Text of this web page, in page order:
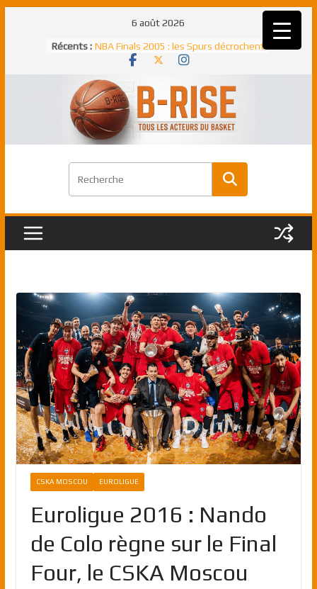
6 août 2026
Récents : Rudy Gobert, deuxième Français élu
meilleur défenseur d’une saison NBA
un troisième titre NBA, la rude bataille
face aux Pistons
NBA Finals 2021 : les Bucks et Giannis
Antetokounmpo triomphent, le Greek
Freek élu MVP
match à plus de 40 points en NBA, le
canadien transcendant face aux Spurs
premier européen sacré Rookie de
CSKA MOSCOU EUROLIGUE
Euroligue 2016 : Nando
de Colo règne sur le Final
Four, le CSKA Moscou